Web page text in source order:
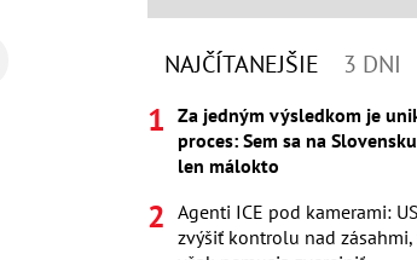
NAJČÍTANEJŠIE 3 DNI
Za jedným výsledkom je
proces: Sem sa na
len málokto
Agenti ICE pod kamerami:
zvýšiť kontrolu nad zásahmi,